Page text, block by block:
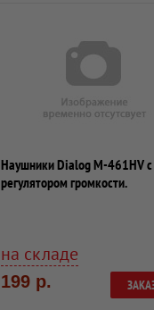
Наушники Dialog M-461HV с
регулятором громкости.
на складе
199 р.